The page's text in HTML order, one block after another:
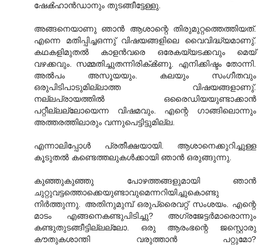
ഷേൿഹാൻഡാനും തുടങ്ങീട്ടേള്ളു.
അങ്ങനെയാണു ഞാൻ ആശാന്റെ തിരുമുറ്റത്തെത്തിയത്‌.
എന്നെ മതിപ്പിച്ചഒന്നു് വിഷയങ്ങളിലെ വൈവിദ്ധ്യമാണു്.
കഥകളിമുതൽ കാളൻവരെ ഒരേകയ്യടക്കവും മെയ്‌
വഴക്കവും. സമ്മതിച്ചുതന്നിരിക്‌ൿണൂ. എനിക്കിഷ്ടം തോന്നി.
അൽപം അസൂയയും. കലയും സംഗീതവും
ഒരുപിടിപാടുമില്ലാത്ത വിഷയങ്ങളാണു്.
നല്ലപ്രായത്തിൽ ഒരൈഡിയയുണ്ടാക്കാൻ
പറ്റീല്ലല്ലോയെന്ന വിഷമവും. എന്റെ ഗാങ്ങിലൊന്നും
അത്തരത്തിലാരും വന്നുപെട്ടിട്ടുമില്ല.
എന്നാലിപ്പോൾ പ്രതീക്ഷയായി. ആശാനെക്കുറിച്ചുള്ള
കൂടുതൽ കണ്ടെത്തലുകൾക്കായി ഞാൻ ഒരുങ്ങുന്നു.
കുഞ്ഞുകുഞ്ഞു പോഴത്തങ്ങളുമായി ഞാൻ
ചുറ്റുവട്ടത്തൊക്കെയുണ്ടാവുമെന്നറിയിച്ചുകൊണ്ടു
നിർത്തുന്നു. അതിനുമുമ്പ്‌ ഒരുപ്രൈവറ്റ്‌ സംശയം. എന്റെ
മാടം എങ്ങനെകണ്ടുപിടിച്ചു? അഗ്രജേട്ടർമാരൊന്നും
കണ്ടുതുടങ്ങീട്ടില്ലല്ലോ. ഒരു ആരംഭന്റെ ജസ്റ്റൊരു
കൗതുകശാന്തി വരുത്താൻ പറ്റുമോ?